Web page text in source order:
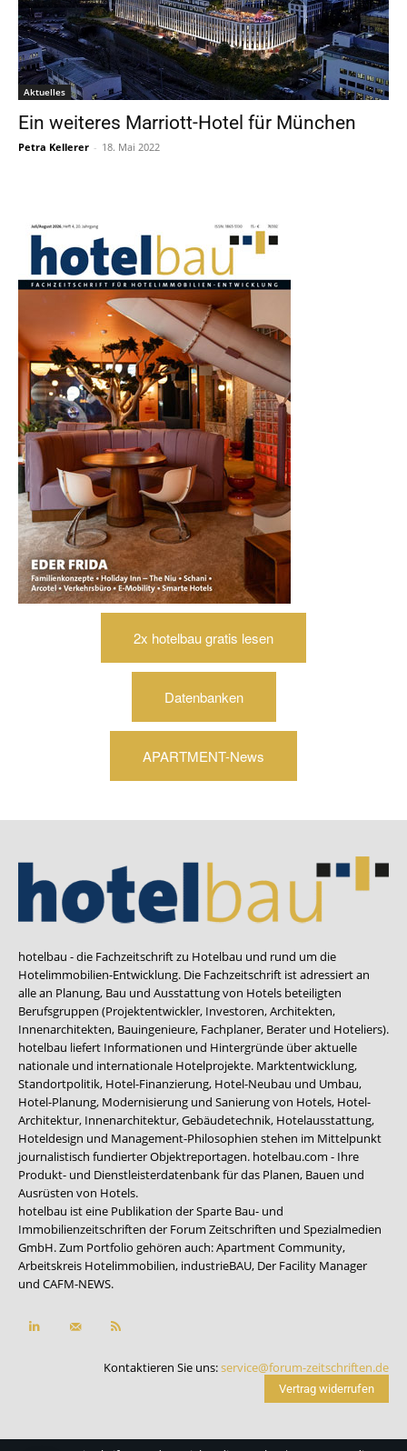
Aktuelles
Ein weiteres Marriott-Hotel für München
Petra Kellerer - 18. Mai 2022
2x hotelbau gratis lesen
Datenbanken
APARTMENT-News
hotelbau - die Fachzeitschrift zu Hotelbau und rund um die
Hotelimmobilien-Entwicklung. Die Fachzeitschrift ist adressiert an
alle an Planung, Bau und Ausstattung von Hotels beteiligten
Berufsgruppen (Projektentwickler, Investoren, Architekten,
Innenarchitekten, Bauingenieure, Fachplaner, Berater und Hoteliers).
hotelbau liefert Informationen und Hintergründe über aktuelle
nationale und internationale Hotelprojekte. Marktentwicklung,
Standortpolitik, Hotel-Finanzierung, Hotel-Neubau und Umbau,
Hotel-Planung, Modernisierung und Sanierung von Hotels, Hotel-
Architektur, Innenarchitektur, Gebäudetechnik, Hotelausstattung,
Hoteldesign und Management-Philosophien stehen im Mittelpunkt
journalistisch fundierter Objektreportagen. hotelbau.com - Ihre
Produkt- und Dienstleisterdatenbank für das Planen, Bauen und
Ausrüsten von Hotels.
hotelbau ist eine Publikation der Sparte Bau- und
Immobilienzeitschriften der Forum Zeitschriften und Spezialmedien
GmbH. Zum Portfolio gehören auch:Apartment Community,
Arbeitskreis Hotelimmobilien, industrieBAU, Der Facility Manager
und CAFM-NEWS.
Kontaktieren Sie uns:service@forum-zeitschriften.de
Vertrag widerrufen